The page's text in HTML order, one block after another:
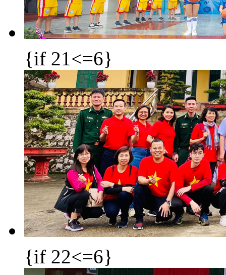
{if 21<=6}
{if 22<=6}